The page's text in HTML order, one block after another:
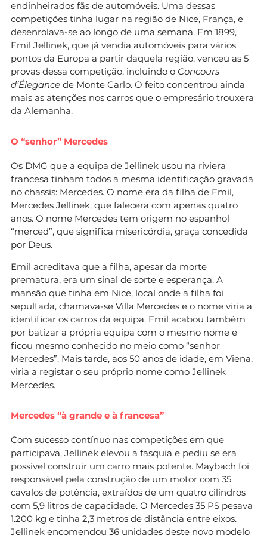
endinheirados fãs de automóveis. Uma dessas
competições tinha lugar na região de Nice, França, e
desenrolava-se ao longo de uma semana. Em 1899,
Emil Jellinek, que já vendia automóveis para vários
pontos da Europa a partir daquela região, venceu as 5
provas dessa competição, incluindo o Concours
d’Élegance de Monte Carlo. O feito concentrou ainda
mais as atenções nos carros que o empresário trouxera
da Alemanha.
O “senhor” Mercedes
Os DMG que a equipa de Jellinek usou na riviera
francesa tinham todos a mesma identificação gravada
no chassis: Mercedes. O nome era da filha de Emil,
Mercedes Jellinek, que falecera com apenas quatro
anos. O nome Mercedes tem origem no espanhol
“merced”, que significa misericórdia, graça concedida
por Deus.
Emil acreditava que a filha, apesar da morte
prematura, era um sinal de sorte e esperança. A
mansão que tinha em Nice, local onde a filha foi
sepultada, chamava-se Villa Mercedes e o nome viria a
identificar os carros da equipa. Emil acabou também
por batizar a própria equipa com o mesmo nome e
ficou mesmo conhecido no meio como “senhor
Mercedes”. Mais tarde, aos 50 anos de idade, em Viena,
viria a registar o seu próprio nome como Jellinek
Mercedes.
Mercedes “à grande e à francesa”
Com sucesso contínuo nas competições em que
participava, Jellinek elevou a fasquia e pediu se era
possível construir um carro mais potente. Maybach foi
responsável pela construção de um motor com 35
cavalos de potência, extraídos de um quatro cilindros
com 5,9 litros de capacidade. O Mercedes 35 PS pesava
1.200 kg e tinha 2,3 metros de distância entre eixos.
Jellinek encomendou 36 unidades deste novo modelo